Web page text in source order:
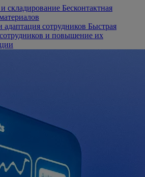
складирование Бесконтактная
адаптация сотрудников Быстрая
и повышение их